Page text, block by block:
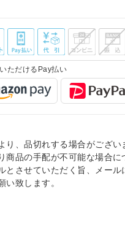
ただけるPay払い
り、品切れする場合がござい
商品の手配が不可能な場合に
とさせていただく旨、メール
い致します。